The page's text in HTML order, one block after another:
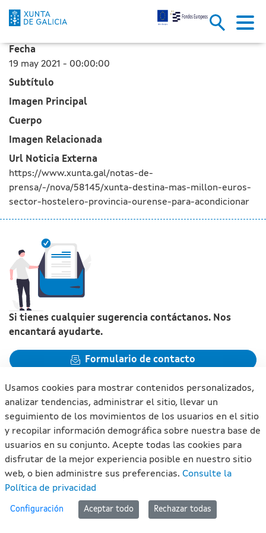
La Xunta destina más de un
Saltar al contenido principal
Fecha
19 may 2021 - 00:00:00
Subtítulo
Imagen Principal
Cuerpo
Imagen Relacionada
Url Noticia Externa
https://www.xunta.gal/notas-de-
prensa/-/nova/58145/xunta-destina-mas-millon-euros-
sector-hostelero-provincia-ourense-para-acondicionar
Si tienes cualquier sugerencia contáctanos. Nos
encantará ayudarte.
Formulario de contacto
Xunta de Galicia. Información mantenida y publicada en
internet por la Xunta de Galicia
Atención a la ciudadanía
Accesibilidad
Mapa del portal
Usamos cookies para mostrar contenidos personalizados,
analizar tendencias, administrar el sitio, llevar un
seguimiento de los movimientos de los usuarios en el sitio
y recopilar información demográfica sobre nuestra base de
usuarios en su conjunto. Acepte todas las cookies para
disfrutar de la mejor experiencia posible en nuestro sitio
web, o bien administre sus preferencias. Consulte la
Política de privacidad
Configuración Aceptar todo Rechazar todas